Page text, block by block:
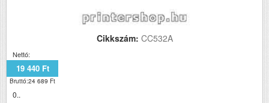
Cikkszám: CC532A
Nettó:
19 440 Ft
Bruttó:24 689 Ft
0..